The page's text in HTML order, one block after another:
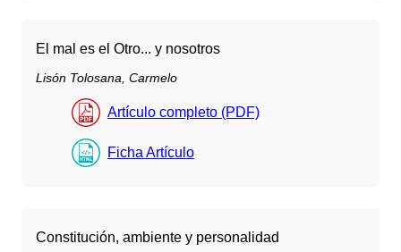
El mal es el Otro... y nosotros
Lisón Tolosana, Carmelo
Artículo completo (PDF)
Ficha Artículo
Constitución, ambiente y personalidad